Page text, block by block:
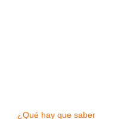
¿Qué hay que saber